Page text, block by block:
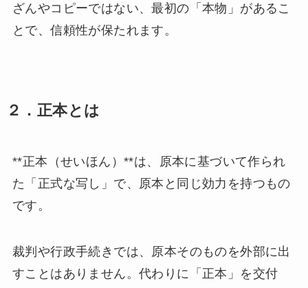
ざんやコピーではない、最初の「本物」があるこ
とで、信頼性が保たれます。
２．正本とは
**正本（せいほん）**は、原本に基づいて作られ
た「正式な写し」で、原本と同じ効力を持つもの
です。
裁判や行政手続きでは、原本そのものを外部に出
すことはありません。代わりに「正本」を交付